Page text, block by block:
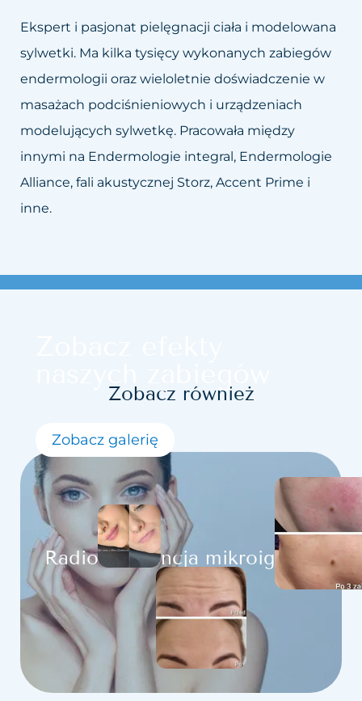
Ekspert i pasjonat pielęgnacji ciała i modelowana
sylwetki. Ma kilka tysięcy wykonanych zabiegów
endermologii oraz wieloletnie doświadczenie w
masażach podciśnieniowych i urządzeniach
modelujących sylwetkę. Pracowała między
innymi na Endermologie integral, Endermologie
Alliance, fali akustycznej Storz, Accent Prime i
inne.
Zobacz galerię
Zobacz również
Radiofrekwencja mikroigłowa